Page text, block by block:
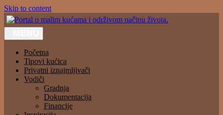
Skip to content
Početna
Tipovi kućica
Privatni iznajmljivači
Vodiči
Gradnja
Dokumentacija
Financije